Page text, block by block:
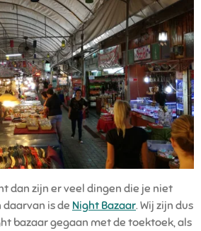
dan zijn er veel dingen die je niet
is de Night Bazaar. Wij zijn dus
bazaar gegaan met de toektoek, als